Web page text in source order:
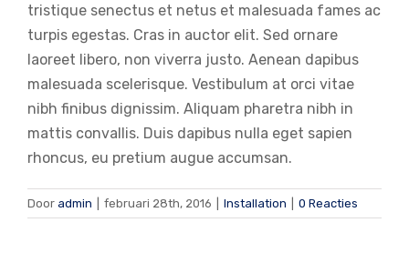
tristique senectus et netus et malesuada fames ac
turpis egestas. Cras in auctor elit. Sed ornare
laoreet libero, non viverra justo. Aenean dapibus
malesuada scelerisque. Vestibulum at orci vitae
nibh finibus dignissim. Aliquam pharetra nibh in
mattis convallis. Duis dapibus nulla eget sapien
rhoncus, eu pretium augue accumsan.
Door admin februari 28th, 2016 Installation 0 Reacties